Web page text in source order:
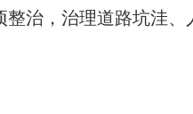
整治，治理道路坑洼、